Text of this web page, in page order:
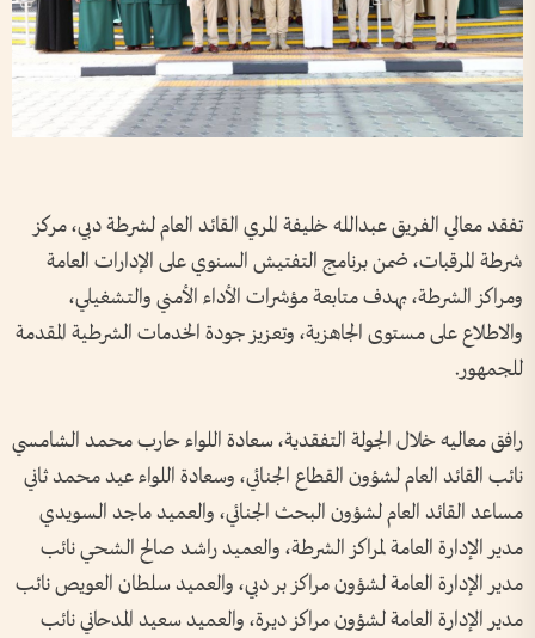
تفقد معالي الفريق عبدالله خليفة المري القائد العام لشرطة دبي، مركز
شرطة المرقبات، ضمن برنامج التفتيش السنوي على الإدارات العامة
ومراكز الشرطة، بهدف متابعة مؤشرات الأداء الأمني والتشغيلي،
والاطلاع على مستوى الجاهزية، وتعزيز جودة الخدمات الشرطية المقدمة
للجمهور.
رافق معاليه خلال الجولة التفقدية، سعادة اللواء حارب محمد الشامسي
نائب القائد العام لشؤون القطاع الجنائي، وسعادة اللواء عيد محمد ثاني
مساعد القائد العام لشؤون البحث الجنائي، والعميد ماجد السويدي
مدير الإدارة العامة لمراكز الشرطة، والعميد راشد صالح الشحي نائب
مدير الإدارة العامة لشؤون مراكز بر دبي، والعميد سلطان العويص نائب
مدير الإدارة العامة لشؤون مراكز ديرة، والعميد سعيد المدحاني نائب